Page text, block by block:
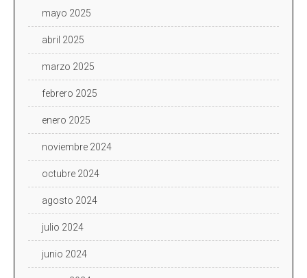
mayo 2025
abril 2025
marzo 2025
febrero 2025
enero 2025
noviembre 2024
octubre 2024
agosto 2024
julio 2024
junio 2024